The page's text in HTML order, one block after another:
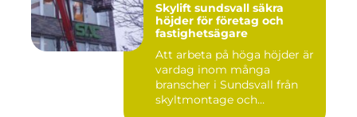
Skylift sundsvall säkra
höjder för företag och
fastighetsägare
Att arbeta på höga höjder är
vardag inom många
branscher i Sundsvall från
skyltmontage och